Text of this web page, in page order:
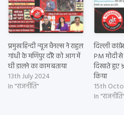
प्रमुख हिन्दी न्यूज़ चैनल्स ने राहुल
गांधी के मणिपुर दौरे को आग में
घी डालने का काम बताया
13th July 2024
In "राजनीति"
दिल्ली
PM मोदी से
दिखाते हुए
किया
15th
In "राजनीति"